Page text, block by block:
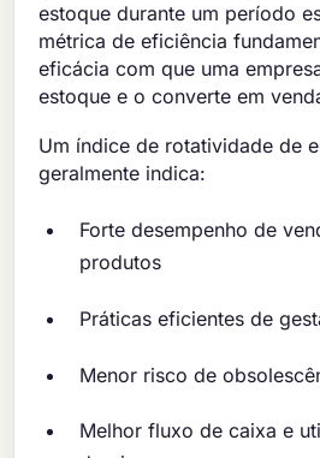
estoque durante um período
métrica de eficiência
eficácia com que uma
estoque e o converte em
Um índice de rotatividade de
geralmente indica:
Forte desempenho de
produtos
Práticas eficientes de
Menor risco de
Melhor fluxo de caixa e